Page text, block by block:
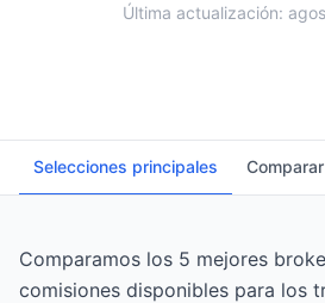
Última actualización:
Selecciones principales Comparar
Comparamos los 5 mejores
comisiones disponibles para los